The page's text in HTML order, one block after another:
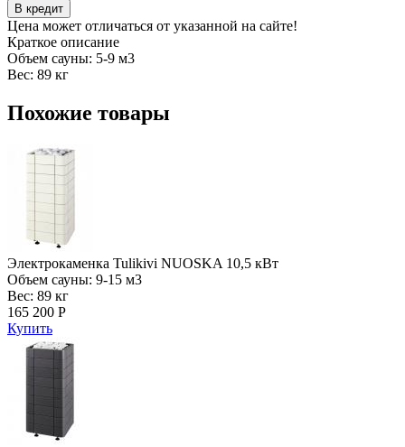
В кредит
Цена может отличаться от указанной на сайте!
Краткое описание
Объем сауны: 5-9 м3
Вес: 89 кг
Похожие товары
Электрокаменка Tulikivi NUOSKA 10,5 кВт
Объем сауны: 9-15 м3
Вес: 89 кг
165 200 Р
Купить